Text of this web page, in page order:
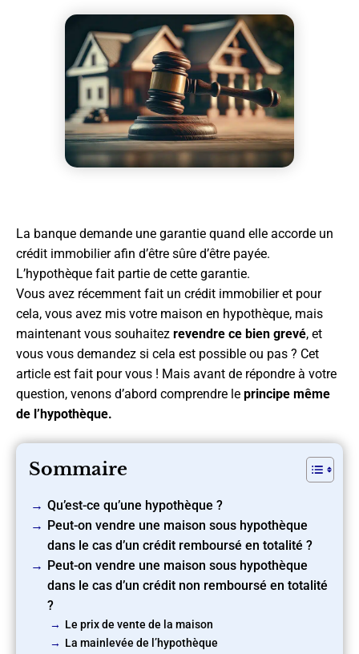
La banque demande une garantie quand elle accorde un
crédit immobilier afin d’être sûre d’être payée.
L’hypothèque fait partie de cette garantie.
Vous avez récemment fait un crédit immobilier et pour
cela, vous avez mis votre maison en hypothèque, mais
maintenant vous souhaitez revendre ce bien grevé, et
vous vous demandez si cela est possible ou pas ? Cet
article est fait pour vous ! Mais avant de répondre à votre
question, venons d’abord comprendre le principe même
de l’hypothèque.
Sommaire
Qu’est-ce qu’une hypothèque ?
Peut-on vendre une maison sous hypothèque
dans le cas d’un crédit remboursé en totalité ?
Peut-on vendre une maison sous hypothèque
dans le cas d’un crédit non remboursé en totalité
?
Le prix de vente de la maison
La mainlevée de l’hypothèque